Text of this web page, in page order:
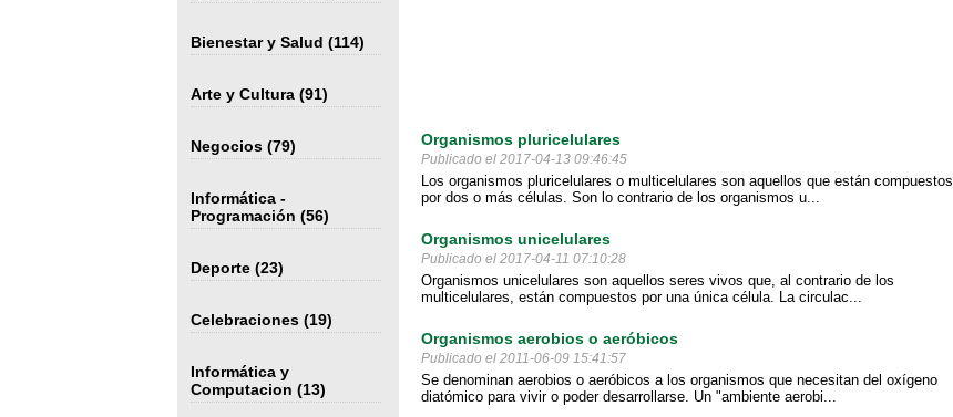
Bienestar y Salud (114)
Arte y Cultura(91)
Negocios(79)
Informática -
Programación (56)
Deporte(23)
Celebraciones(19)
Informática y
Computacion (13)
Organismos pluricelulares
Publicado el 2017-04-13 09:46:45
Los organismos pluricelulares o multicelulares son aquellos que están compuestos
por dos o más células. Son lo contrario de los organismos u...
Organismos unicelulares
Publicado el 2017-04-11 07:10:28
Organismos unicelulares son aquellos seres vivos que, al contrario de los
multicelulares, están compuestos por una única célula. La circulac...
Organismos aerobios o aeróbicos
Publicado el 2011-06-09 15:41:57
Se denominan aerobios o aeróbicos a los organismos que necesitan del oxígeno
diatómico para vivir o poder desarrollarse. Un "ambiente aerobi...